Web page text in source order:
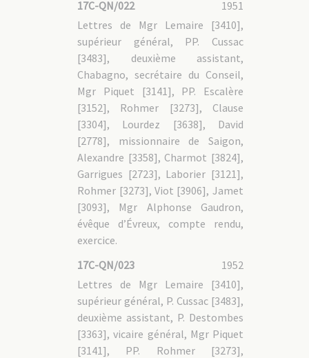
17C-QN/022
1951
Lettres de Mgr Lemaire [3410],
supérieur général, PP. Cussac
[3483], deuxième assistant,
Chabagno, secrétaire du Conseil,
Mgr Piquet [3141], PP. Escalère
[3152], Rohmer [3273], Clause
[3304], Lourdez [3638], David
[2778], missionnaire de Saigon,
Alexandre [3358], Charmot [3824],
Garrigues [2723], Laborier [3121],
Rohmer [3273], Viot [3906], Jamet
[3093], Mgr Alphonse Gaudron,
évêque d’Évreux, compte rendu,
exercice.
17C-QN/023
1952
Lettres de Mgr Lemaire [3410],
supérieur général, P. Cussac [3483],
deuxième assistant, P. Destombes
[3363], vicaire général, Mgr Piquet
[3141], PP. Rohmer [3273],